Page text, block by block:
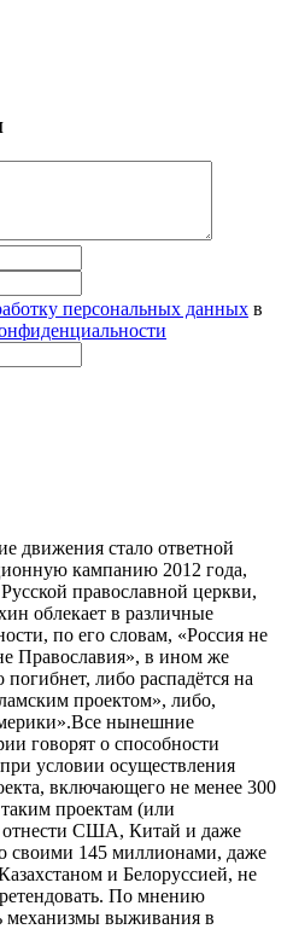
персональных данных в
стало ответной
кампанию 2012 года,
православной церкви,
облекает в различные
по его словам, «Россия не
Православия», в ином же
погибнет, либо распадётся на
проектом», либо,
нынешние
говорят о способности
условии осуществления
включающего не менее 300
проектам (или
США, Китай и даже
своими 145 миллионами, даже
и Белоруссией, не
По мнению
механизмы выживания в